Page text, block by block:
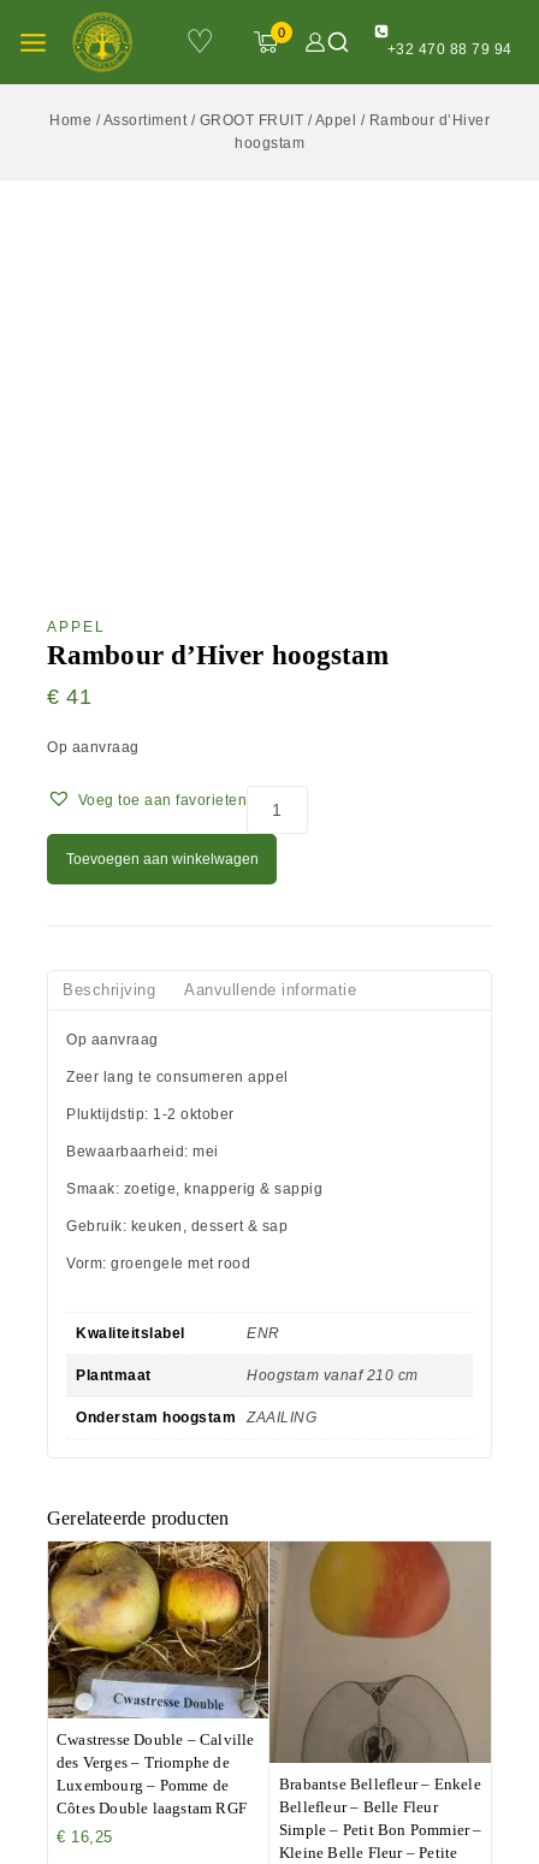
♡ 0
+32 470 88 79 94
Home / Assortiment / GROOT FRUIT / Appel / Rambour d’Hiver
hoogstam
APPEL
Rambour d’Hiver hoogstam
€ 41
Op aanvraag
Voeg toe aan favorieten
Toevoegen aan winkelwagen
Beschrijving Aanvullende informatie
Op aanvraag
Zeer lang te consumeren appel
Pluktijdstip: 1-2 oktober
Bewaarbaarheid: mei
Smaak: zoetige, knapperig & sappig
Gebruik: keuken, dessert & sap
Vorm: groengele met rood
Kwaliteitslabel ENR
Plantmaat Hoogstam vanaf 210 cm
Onderstam hoogstam ZAAILING
Gerelateerde producten
Cwastresse Double – Calville
des Verges – Triomphe de
Luxembourg – Pomme de
Côtes Double laagstam RGF
€ 16,25
Brabantse Bellefleur – Enkele
Bellefleur – Belle Fleur
Simple – Petit Bon Pommier –
Kleine Belle Fleur – Petite